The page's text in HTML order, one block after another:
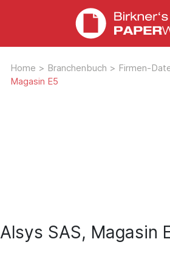
Home > Branchenbuch > Firmen-
Magasin E5
Alsys SAS, Magasin